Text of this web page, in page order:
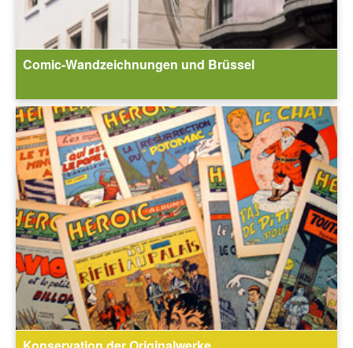
Comic-Wandzeichnungen und Brüssel